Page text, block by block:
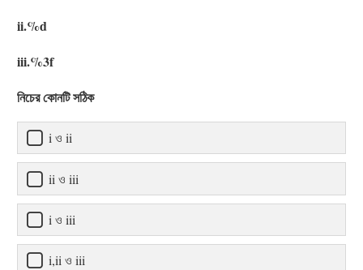
ii.%d
iii.%3f
নিচের কোনটি সঠিক
i ও ii
ii ও iii
i ও iii
i,ii ও iii